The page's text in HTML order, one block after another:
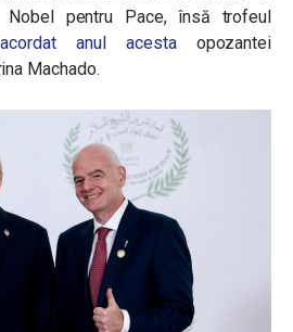
pentru Pace, însă trofeul
anul acestaopozantei
Machado.